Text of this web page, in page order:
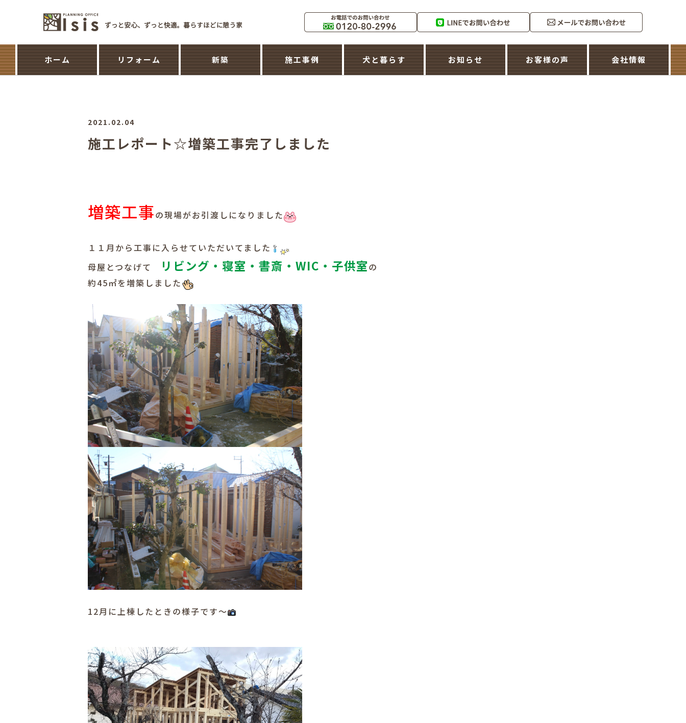
ホーム リフォーム 新築 施工事例 犬と暮らす お知らせ お客様の声 会社情報
2021.02.04
施工レポート☆増築工事完了しました
増築工事の現場がお引渡しになりました
１１月から工事に入らせていただいてました
母屋とつなげて
リビング・寝室・書斎・WIC・子供室の
約45㎡を増築しました
12月に上棟したときの様子です～